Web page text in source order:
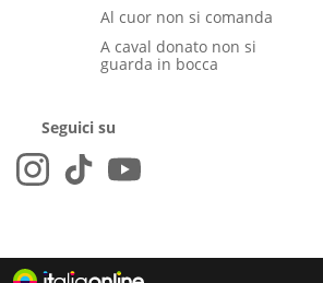
Al cuor non si comanda
A caval donato non si
guarda in bocca
Seguici su